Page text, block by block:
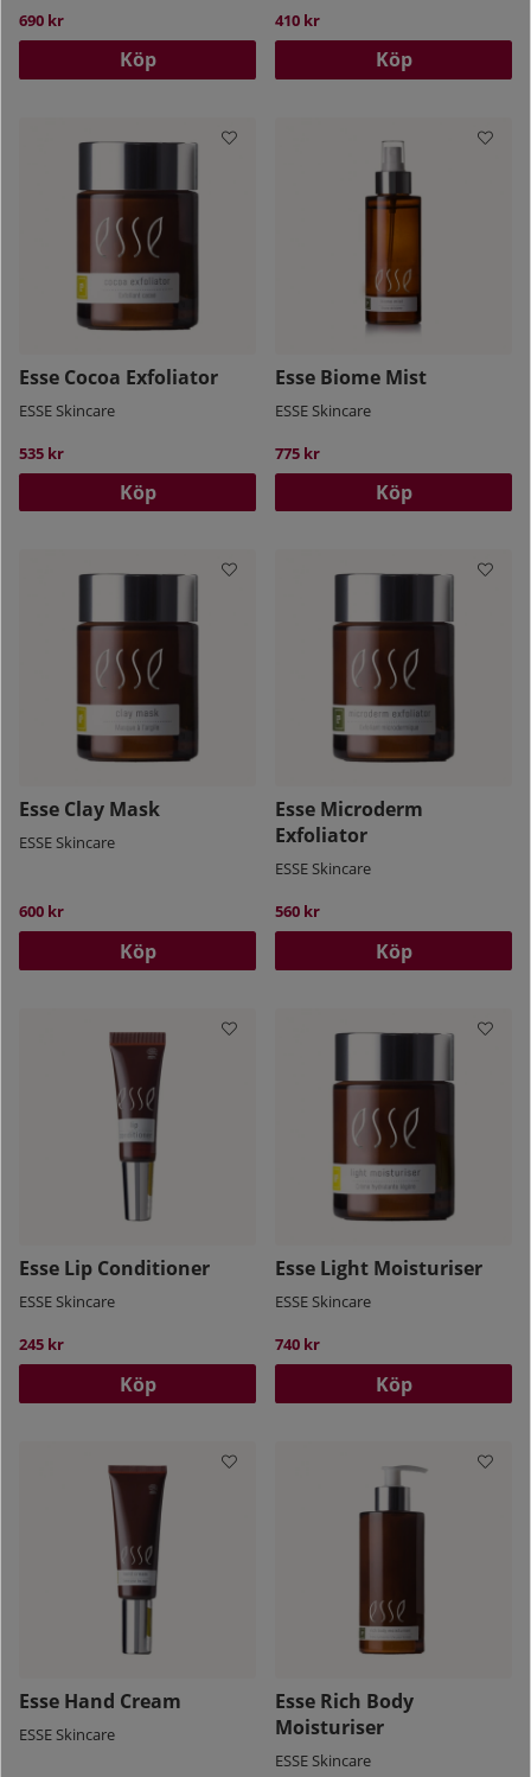
690 kr
Köp
410 kr
Köp
Esse Cocoa Exfoliator
ESSE Skincare
535 kr
Köp
Esse Biome Mist
ESSE Skincare
775 kr
Köp
Esse Clay Mask
ESSE Skincare
600 kr
Köp
Esse Microderm
Exfoliator
ESSE Skincare
560 kr
Köp
Esse Lip Conditioner
ESSE Skincare
245 kr
Köp
Esse Light Moisturiser
ESSE Skincare
740 kr
Köp
Esse Hand Cream
ESSE Skincare
Esse Rich Body
Moisturiser
ESSE Skincare